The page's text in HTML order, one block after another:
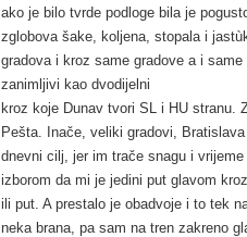
ako je bilo tvrde podloge bila je
zglobova šake, koljena, stopala i
gradova i kroz same gradove a i
zanimljivi kao dvodijelni
kroz koje Dunav tvori SL i HU stranu.
Pešta. Inače, veliki gradovi,
dnevni cilj, jer im trače snagu i
izborom da mi je jedini put glavom
ili put. A prestalo je obadvoje i to tek
neka brana, pa sam na tren zakreno